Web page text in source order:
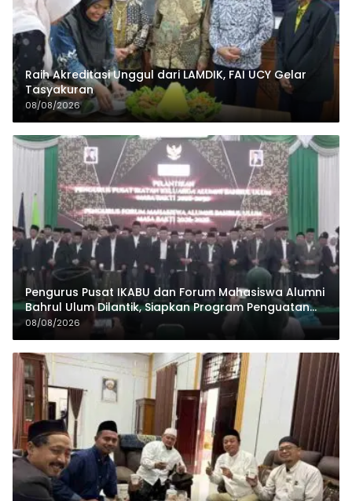
Raih Akreditasi Unggul dari LAMDIK, FAI UCY Gelar
Tasyakuran
08/08/2026
Pengurus Pusat IKABU dan Forum Mahasiswa Alumni
Bahrul Ulum Dilantik, Siapkan Program Penguatan
Organisasi dan Ekonomi
08/08/2026